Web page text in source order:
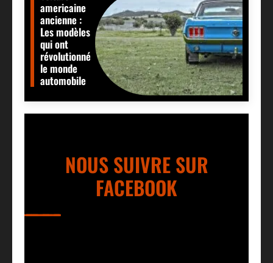
americaine
ancienne :
Les modèles
qui ont
révolutionné
le monde
automobile
NOUS SUIVRE SUR
FACEBOOK